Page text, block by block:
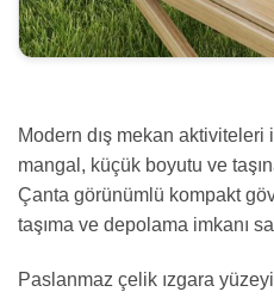
Modern dış mekan
mangal, küçük boyutu ve
Çanta görünümlü kompakt
taşıma ve depolama imkanı
Paslanmaz çelik ızgara